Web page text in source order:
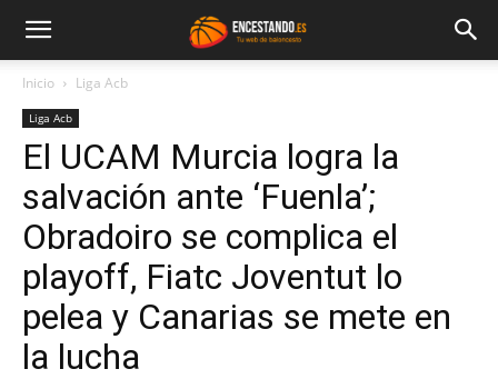
Inicio Liga Acb
Liga Acb
El UCAM Murcia logra la
salvación ante ‘Fuenla’;
Obradoiro se complica el
playoff, Fiatc Joventut lo
pelea y Canarias se mete en
la lucha